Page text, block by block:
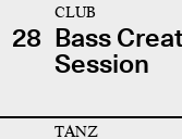
28
CLUB
Bass
Session
TANZ